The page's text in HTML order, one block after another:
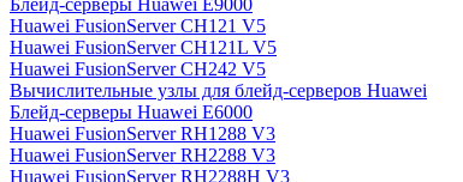
Блейд-серверы Huawei E9000
Huawei FusionServer CH121 V5
Huawei FusionServer CH121L V5
Huawei FusionServer CH242 V5
Вычислительные узлы для блейд-серверов Huawei
Блейд-серверы Huawei E6000
Huawei FusionServer RH1288 V3
Huawei FusionServer RH2288 V3
Huawei FusionServer RH2288H V3